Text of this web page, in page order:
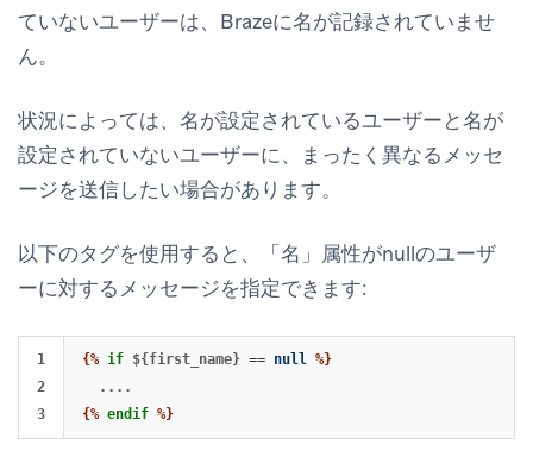
ていないユーザーは、Brazeに名が記録されていませ
ん。
状況によっては、名が設定されているユーザーと名が
設定されていないユーザーに、まったく異なるメッセ
ージを送信したい場合があります。
以下のタグを使用すると、「名」属性がnullのユーザ
ーに対するメッセージを指定できます:
1
2
{% if ${first_name} == null %}
{% endif %}